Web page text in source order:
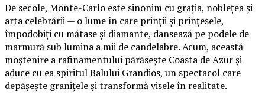
De secole, Monte-Carlo este sinonim cu grația, noblețea și
arta celebrării — o lume în care prinții și prințesele,
împodobiți cu mătase și diamante, dansează pe podele de
marmură sub lumina a mii de candelabre. Acum, această
moștenire a rafinamentului părăsește Coasta de Azur și
aduce cu ea spiritul Balului Grandios, un spectacol care
depășește granițele și transformă visele în realitate.